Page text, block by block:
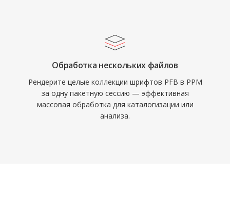
Обработка нескольких файлов
Рендерите целые коллекции шрифтов PFB в PPM
за одну пакетную сессию — эффективная
массовая обработка для каталогизации или
анализа.